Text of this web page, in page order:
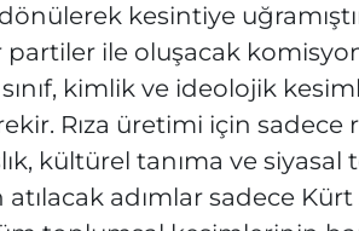
kesintiye
partiler ile oluşacak
kimlik ve ideolojik
Rıza üretimi için
kültürel tanıma ve siyasal
adımlar sadece